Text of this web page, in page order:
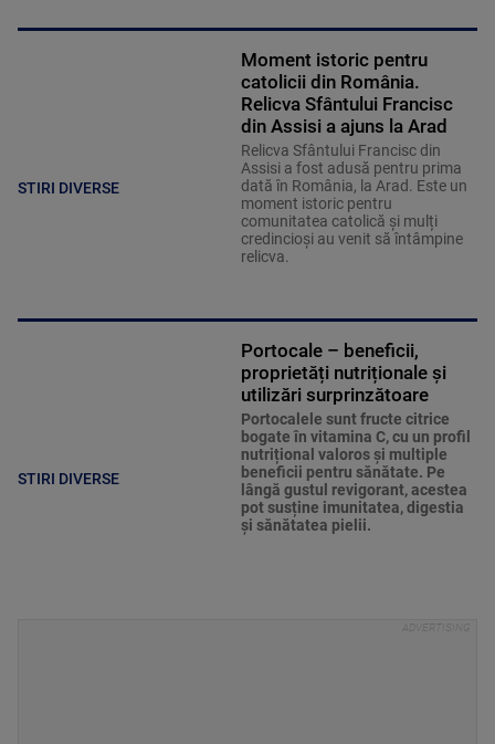
STIRI DIVERSE
Moment istoric pentru
catolicii din România.
Relicva Sfântului Francisc
din Assisi a ajuns la Arad
Relicva Sfântului Francisc din
Assisi a fost adusă pentru prima
dată în România, la Arad. Este un
moment istoric pentru
comunitatea catolică și mulți
credincioși au venit să întâmpine
relicva.
STIRI DIVERSE
Portocale – beneficii,
proprietăți nutriționale și
utilizări surprinzătoare
Portocalele sunt fructe citrice
bogate în vitamina C, cu un profil
nutrițional valoros și multiple
beneficii pentru sănătate. Pe
lângă gustul revigorant, acestea
pot susține imunitatea, digestia
și sănătatea pielii.